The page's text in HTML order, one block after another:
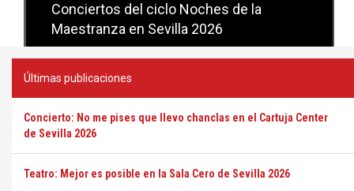
Conciertos del ciclo Noches de la
Maestranza en Sevilla 2026
Conciertos del ciclo Candlelight en
Sevilla
Últimas publicaciones
Concierto: No me pises que llevo chanclas en el Cartuja Center
de Sevilla 2026
Teatro: Mejor es posible en la Sala Cero de Sevilla 2026